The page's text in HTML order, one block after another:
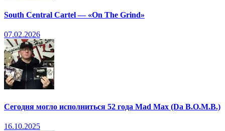
South Central Cartel — «On The Grind»
07.02.2026
Сегодня могло исполниться 52 года Mad Max (Da B.O.M.B.)
16.10.2025